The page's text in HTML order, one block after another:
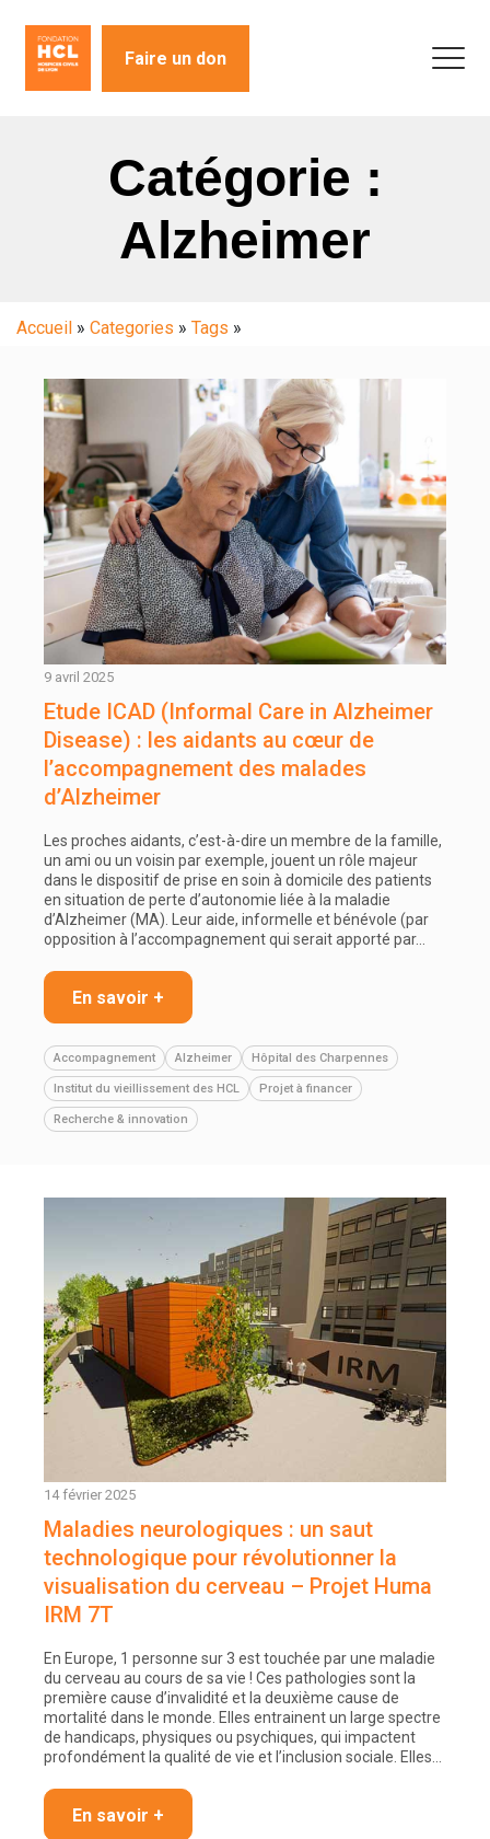
Faire un don
Catégorie :
Alzheimer
Accueil » Categories » Tags »
9 avril 2025
Etude ICAD (Informal Care in Alzheimer
Disease) : les aidants au cœur de
l’accompagnement des malades
d’Alzheimer
Les proches aidants, c’est-à-dire un membre de la famille,
un ami ou un voisin par exemple, jouent un rôle majeur
dans le dispositif de prise en soin à domicile des patients
en situation de perte d’autonomie liée à la maladie
d’Alzheimer (MA). Leur aide, informelle et bénévole (par
opposition à l’accompagnement qui serait apporté par…
En savoir +
Accompagnement Alzheimer Hôpital des Charpennes
Institut du vieillissement des HCL Projet à financer
Recherche & innovation
14 février 2025
Maladies neurologiques : un saut
technologique pour révolutionner la
visualisation du cerveau – Projet Huma
IRM 7T
En Europe, 1 personne sur 3 est touchée par une maladie
du cerveau au cours de sa vie ! Ces pathologies sont la
première cause d’invalidité et la deuxième cause de
mortalité dans le monde. Elles entrainent un large spectre
de handicaps, physiques ou psychiques, qui impactent
profondément la qualité de vie et l’inclusion sociale. Elles…
En savoir +